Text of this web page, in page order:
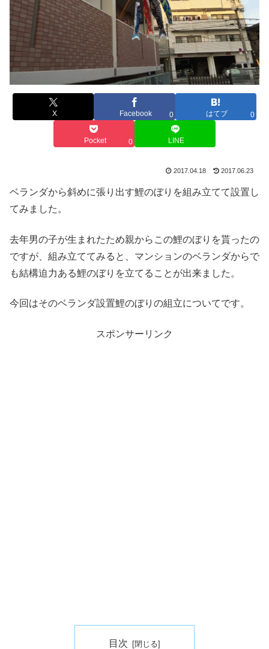
X Facebook 0 はてブ 0
Pocket 0 LINE
2017.04.18 2017.06.23
ベランダから斜めに張り出す鯉のぼりを組み立てて設置し
てみました。
去年男の子が生まれたため親からこの鯉のぼりを貰ったの
ですが、組み立ててみると、マンションのベランダからで
も結構迫力ある鯉のぼりを立てることが出来ました。
今回はそのベランダ設置鯉のぼりの組立についてです。
スポンサーリンク
目次